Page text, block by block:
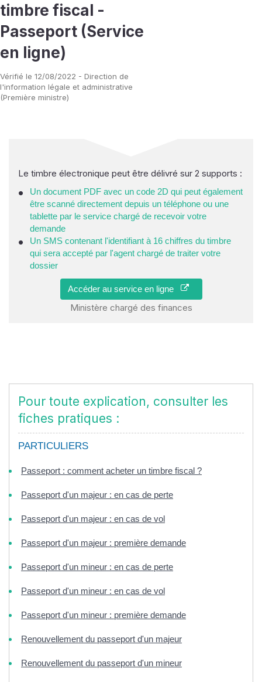
timbre fiscal -
Passeport (Service
en ligne)
Vérifié le 12/08/2022 - Direction de
l'information légale et administrative
(Première ministre)
Le timbre électronique peut être délivré sur 2 supports :
Un document PDF avec un code 2D qui peut également
être scanné directement depuis un téléphone ou une
tablette par le service chargé de recevoir votre
demande
Un SMS contenant l'identifiant à 16 chiffres du timbre
qui sera accepté par l'agent chargé de traiter votre
dossier
Accéder au service en ligne
Ministère chargé des finances
Pour toute explication, consulter les
fiches pratiques :
PARTICULIERS
Passeport : comment acheter un timbre fiscal ?
Passeport d'un majeur : en cas de perte
Passeport d'un majeur : en cas de vol
Passeport d'un majeur : première demande
Passeport d'un mineur : en cas de perte
Passeport d'un mineur : en cas de vol
Passeport d'un mineur : première demande
Renouvellement du passeport d'un majeur
Renouvellement du passeport d'un mineur